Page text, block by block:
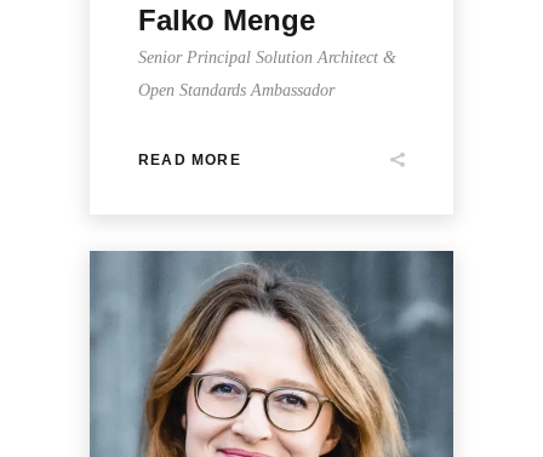
Falko Menge
Senior Principal Solution Architect &
Open Standards Ambassador
READ MORE